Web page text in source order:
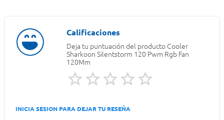
Deja tu puntuación del producto Cooler
Sharkoon Silentstorm 120 Pwm Rgb Fan
120Mm
INICIA SESION PARA DEJAR TU RESEÑA